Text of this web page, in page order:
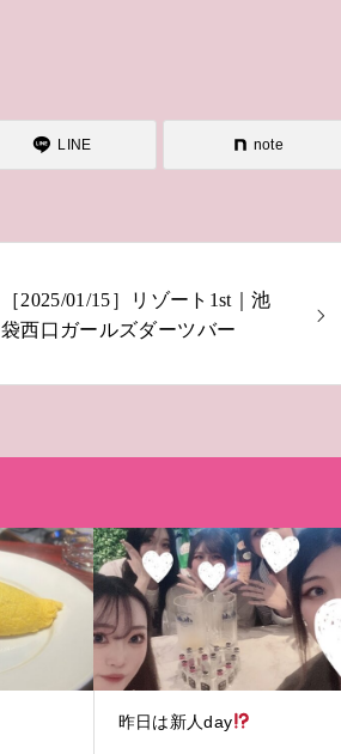
LINE note
［2025/01/15］リゾート1st｜池
袋西口ガールズダーツバー
昨日は新人day